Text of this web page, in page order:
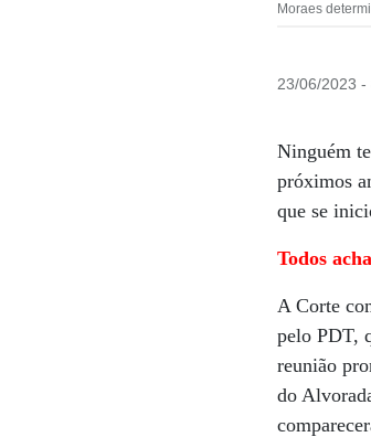
Moraes
23/06/2023 -
Ninguém
próximos
que se
Todos
A Corte
pelo PDT,
reunião
do